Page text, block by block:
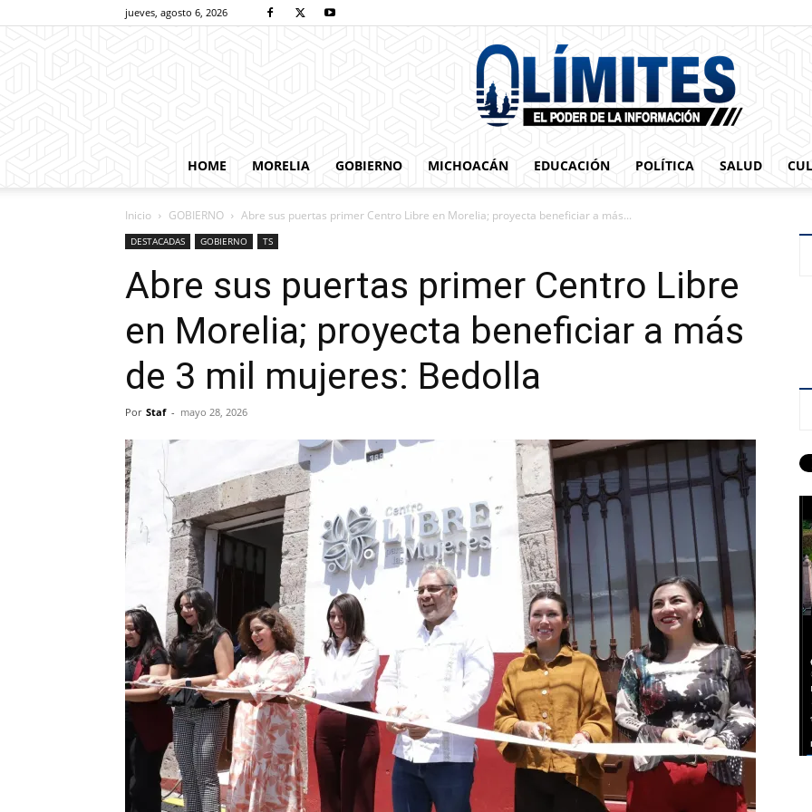
jueves, agosto 6, 2026
HOME MORELIA GOBIERNO MICHOACÁN EDUCACIÓN POLÍTICA SALUD
Inicio GOBIERNO Abre sus puertas primer Centro Libre en Morelia; proyecta beneficiar a más...
DESTACADAS GOBIERNO TS
Abre sus puertas primer Centro Libre
en Morelia; proyecta beneficiar a más
de 3 mil mujeres: Bedolla
Por Staf - mayo 28, 2026